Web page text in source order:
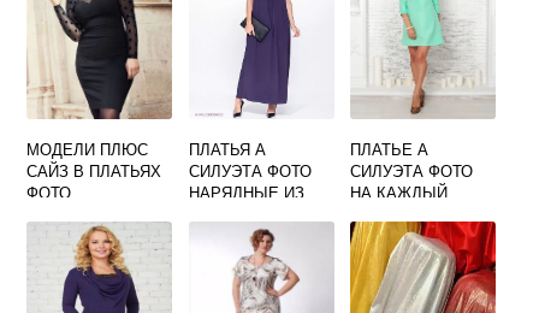
МОДЕЛИ ПЛЮС
САЙЗ В ПЛАТЬЯХ
ФОТО
ПЛАТЬЯ А
СИЛУЭТА ФОТО
НАРЯДНЫЕ ИЗ
ПЛАТЬЕ А
СИЛУЭТА ФОТО
НА КАЖДЫЙ